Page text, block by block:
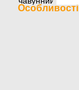
Особливості